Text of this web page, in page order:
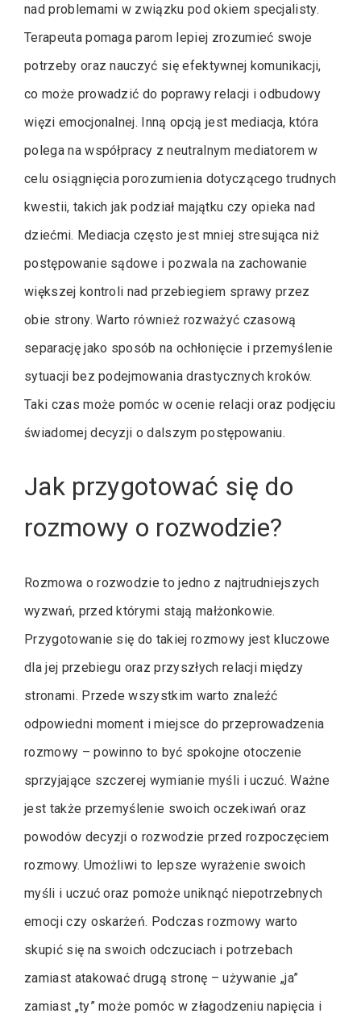
nad problemami w związku pod okiem specjalisty.
Terapeuta pomaga parom lepiej zrozumieć swoje
potrzeby oraz nauczyć się efektywnej komunikacji,
co może prowadzić do poprawy relacji i odbudowy
więzi emocjonalnej. Inną opcją jest mediacja, która
polega na współpracy z neutralnym mediatorem w
celu osiągnięcia porozumienia dotyczącego trudnych
kwestii, takich jak podział majątku czy opieka nad
dziećmi. Mediacja często jest mniej stresująca niż
postępowanie sądowe i pozwala na zachowanie
większej kontroli nad przebiegiem sprawy przez
obie strony. Warto również rozważyć czasową
separację jako sposób na ochłonięcie i przemyślenie
sytuacji bez podejmowania drastycznych kroków.
Taki czas może pomóc w ocenie relacji oraz podjęciu
świadomej decyzji o dalszym postępowaniu.
Jak przygotować się do
rozmowy o rozwodzie?
Rozmowa o rozwodzie to jedno z najtrudniejszych
wyzwań, przed którymi stają małżonkowie.
Przygotowanie się do takiej rozmowy jest kluczowe
dla jej przebiegu oraz przyszłych relacji między
stronami. Przede wszystkim warto znaleźć
odpowiedni moment i miejsce do przeprowadzenia
rozmowy – powinno to być spokojne otoczenie
sprzyjające szczerej wymianie myśli i uczuć. Ważne
jest także przemyślenie swoich oczekiwań oraz
powodów decyzji o rozwodzie przed rozpoczęciem
rozmowy. Umożliwi to lepsze wyrażenie swoich
myśli i uczuć oraz pomoże uniknąć niepotrzebnych
emocji czy oskarżeń. Podczas rozmowy warto
skupić się na swoich odczuciach i potrzebach
zamiast atakować drugą stronę – używanie „ja”
zamiast „ty” może pomóc w złagodzeniu napięcia i